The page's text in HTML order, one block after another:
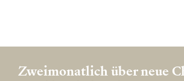
Zweimonatlich über neue